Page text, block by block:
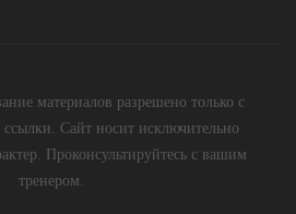
материалов разрешено только с
Сайт носит исключительно
Проконсультируйтесь с вашим
тренером.